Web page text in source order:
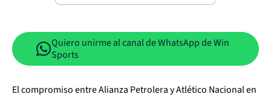
Quiero unirme al canal de WhatsApp de Win
Sports
El compromiso entre Alianza Petrolera y Atlético Nacional en